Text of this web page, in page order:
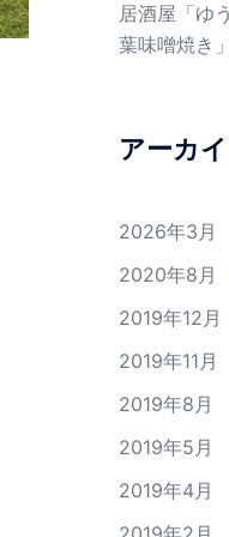
居酒屋「ゆ
葉味噌焼き」
アーカ
2026年3月
2020年8月
2019年12月
2019年11月
2019年8月
2019年5月
2019年4月